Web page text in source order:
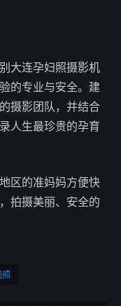
大连孕妇照摄影机
的专业与安全。建
摄影团队，并结合
人生最珍贵的孕育
区的准妈妈方便快
拍摄美丽、安全的